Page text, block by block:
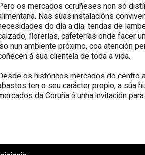
os mercados coruñeses non só
Nas súas instalacións
do día a día: tendas de
florerías, cafeterías onde facer
nun ambiente próximo, coa atención
á súa clientela de toda a vida.
os históricos mercados do centro
ten o seu carácter propio, a súa
da Coruña é unha invitación